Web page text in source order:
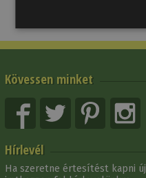
Kövessen minket
Hírlevél
Ha szeretne értesítést kapni